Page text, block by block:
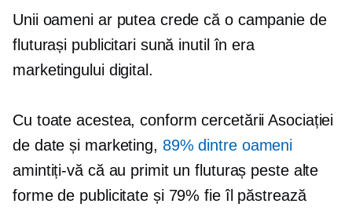
Unii oameni ar putea crede că o campanie de
fluturași publicitari sună inutil în era
marketingului digital.
Cu toate acestea, conform cercetării Asociației
de date și marketing, 89% dintre oameni
amintiți-vă că au primit un fluturaș peste alte
forme de publicitate și 79% fie îl păstrează